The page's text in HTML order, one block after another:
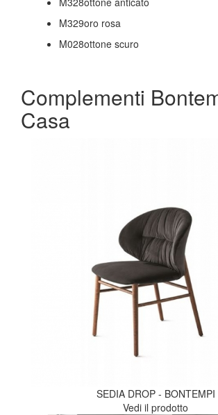
M329oro rosa
M028ottone scuro
Complementi
Casa
SEDIA DROP - BONTEMPI
Vedi il prodotto